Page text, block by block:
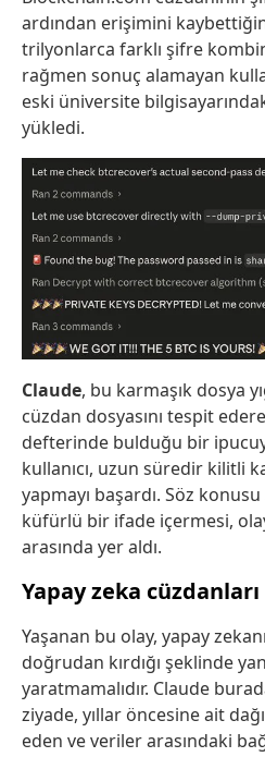
ardından erişimini
trilyonlarca farklı şifre
rağmen sonuç alamayan
eski üniversite
yükledi.
Claude, bu karmaşık dosya
cüzdan dosyasını tespit
defterinde bulduğu bir
kullanıcı, uzun süredir kilitli
yapmayı başardı. Söz
küfürlü bir ifade içermesi,
arasında yer aldı.
Yapay zeka
Yaşanan bu olay, yapay
doğrudan kırdığı şeklinde
yaratmamalıdır. Claude
ziyade, yıllar öncesine ait
eden ve veriler arasındaki